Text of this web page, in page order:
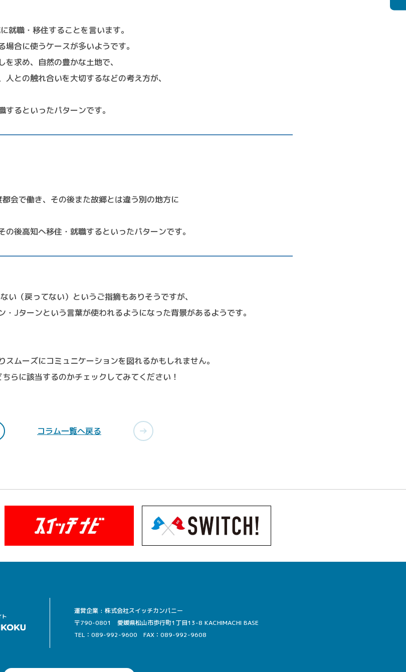
就職・移住することを言います。
合に使うケースが多いようです。
求め、自然の豊かな土地で、
との触れ合いを大切するなどの考え方が、
るといったパターンです。
会で働き、その後また故郷とは違う別の地方に
後高知へ移住・就職するといったパターンです。
い（戻ってない）というご指摘もありそうですが、
Jターンという言葉が使われるようになった背景があるようです。
ムーズにコミュニケーションを図れるかもしれません。
らに該当するのかチェックしてみてください！
コラム一覧へ戻る
運営企業 : 株式会社スイッチカンパニー
〒790-0801 愛媛県松山市歩行町1丁目13-8 KACHIMACHI BASE
TEL：089-992-9600
FAX：089-992-9608